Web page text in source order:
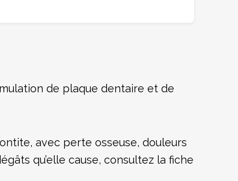
de plaque dentaire et de
avec perte osseuse, douleurs
qu’elle cause, consultez la fiche